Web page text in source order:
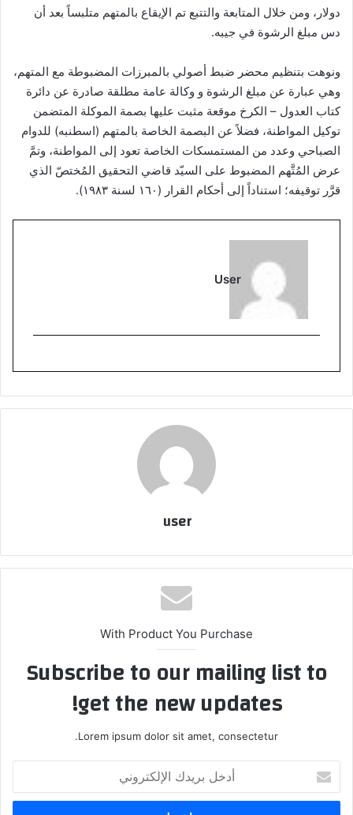
دولار، ومن خلال المتابعة والتتبع تم الإيقاع بالمتهم متلبساً بعد أن
دس مبلغ الرشوة في جيبه.
ونوهت بتنظيم محضر ضبط أصولي بالمبرزات المضبوطة مع المتهم،
وهي عبارة عن مبلغ الرشوة و وكالة عامة مطلقة صادرة عن دائرة
كتاب العدول – الكرخ موقعة مثبت عليها بصمة الموكلة المتضمن
توكيل المواطنة، فضلاً عن البصمة الخاصة بالمتهم (اسطنبه) للدوام
الصباحي وعدد من المستمسكات الخاصة تعود إلى المواطنة، وتمَّ
عرض المُتَّهم المضبوط على السيّد قاضي التحقيق المُختصّ الذي
قرَّر توقيفه؛ استناداً إلى أحكام القرار (١٦٠ لسنة ١٩٨٣).
User
user
With Product You Purchase
Subscribe to our mailing list to
get the new updates!
Lorem ipsum dolor sit amet, consectetur.
بريدك
الإلكتروني